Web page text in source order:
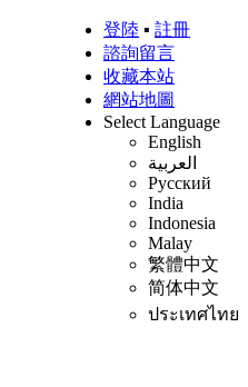
登陸 ▪ 註冊
諮詢留言
收藏本站
網站地圖
Select Language
English
العربية
Русский
India
Indonesia
Malay
繁體中文
简体中文
ประเทศไทย